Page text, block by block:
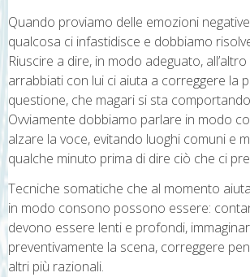
Quando proviamo delle emozioni
qualcosa ci infastidisce e dobbiamo
Riuscire a dire, in modo adeguato,
arrabbiati con lui ci aiuta a correggere la
questione, che magari si sta
Ovviamente dobbiamo parlare in modo
alzare la voce, evitando luoghi comuni e
qualche minuto prima di dire ciò che ci
Tecniche somatiche che al momento
in modo consono possono essere:
devono essere lenti e profondi,
preventivamente la scena, correggere
altri più razionali.